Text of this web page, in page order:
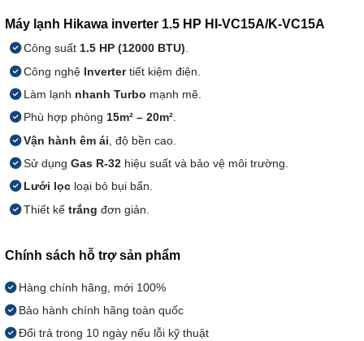
Máy lạnh Hikawa inverter 1.5 HP HI-VC15A/K-VC15A
Công suất 1.5 HP (12000 BTU).
Công nghệ Invertertiết kiệm điện.
Làm lạnh nhanh Turbo mạnh mẽ.
Phù hợp phòng 15m² – 20m².
Vận hành êm ái , độ bền cao.
Sử dụng Gas R-32hiệu suất và bảo vệ môi trường.
Lưới lọcloại bỏ bụi bẩn.
Thiết kế trắng đơn giản.
Chính sách hỗ trợ sản phẩm
Hàng chính hãng, mới 100%
Bảo hành chính hãng toàn quốc
Đổi trả trong 10 ngày nếu lỗi kỹ thuật